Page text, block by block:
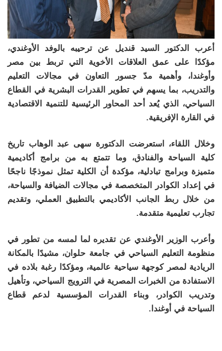
أعرب الدكتور السيد قنديل عن ترحيبه بالوفد الأوغندي،
مؤكدًا على عمق العلاقات الأخوية التي تربط بين مصر
وأوغندا، وأهمية مدّ جسور التعاون في مجالات التعليم
والتدريب، بما يسهم في تطوير القدرات البشرية في القطاع
السياحي، الذي يُعد أحد المحاور الرئيسية للتنمية الاقتصادية
في القارة الإفريقية.
وخلال اللقاء، استعرضت الدكتورة سهى عبد الوهاب تاريخ
كلية السياحة والفنادق، وما تتمتع به من برامج أكاديمية
متميزة وبرامج تبادلية، مؤكدة أن الكلية تمثل نموذجًا ناجحًا
في إعداد الكوادر المتخصصة في مجالات الضيافة والسياحة،
من خلال ربط الجانب الأكاديمي بالتطبيق العملي، وتقديم
تجارب تعليمية متقدمة.
وأعرب الوزير الأوغندي عن تقديره لما لمسه من تطور في
منظومة التعليم السياحي في جامعة حلوان، مشيدًا بالمكانة
الريادية لمصر كوجهة سياحية عالمية، ومؤكدًا رغبة بلاده في
الاستفادة من الخبرات المصرية في الترويج السياحي، وتأهيل
وتدريب الكوادر، وبناء القدرات المؤسسية لدعم قطاع
السياحة في أوغندا.